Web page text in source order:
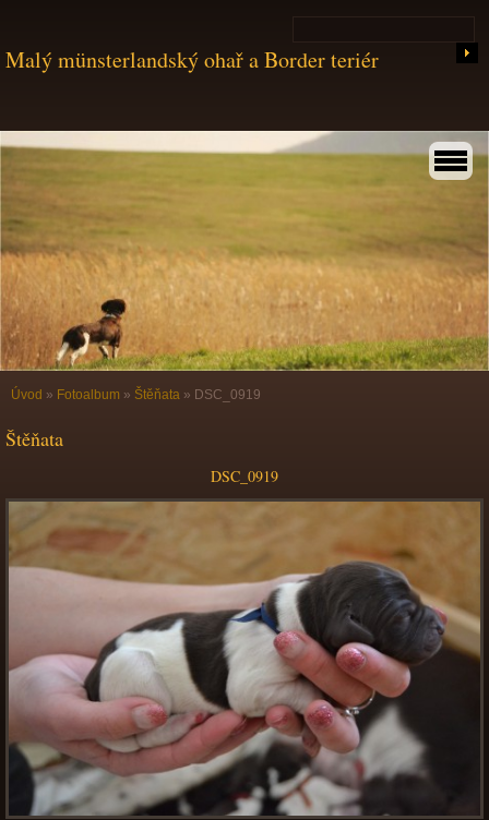
Malý münsterlandský ohař a Border teriér
Úvod » Fotoalbum » Štěňata » DSC_0919
Štěňata
DSC_0919